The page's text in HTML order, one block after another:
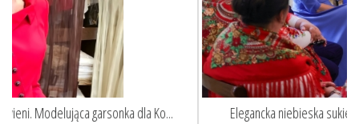
Elegancka niebieska sukienka wizytowa w stylu Pierwszej...